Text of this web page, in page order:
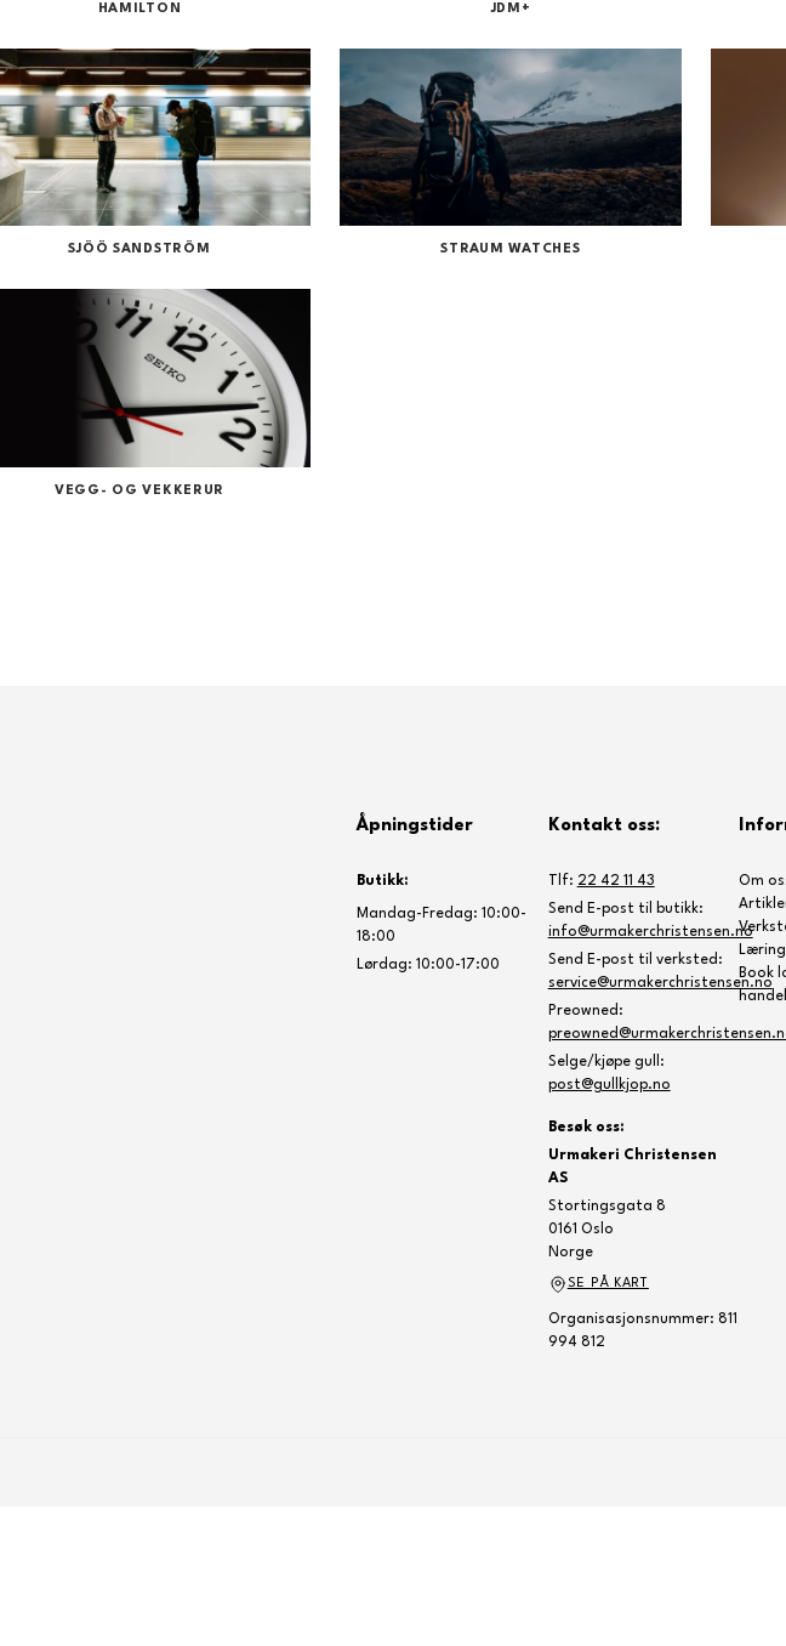
HAMILTON JDM+
SJÖÖ SANDSTRÖM STRAUM WATCHES
VEGG- OG VEKKERUR
Åpningstider
Butikk:
Mandag-Fredag: 10:00-
18:00
Lørdag: 10:00-17:00
Kontakt oss:
Tlf: 22 42 11 43
Send E-post til butikk:
info@urmakerchristensen.no
Send E-post til verksted:
service@urmakerchristensen.no
Preowned:
Selge/kjøpe gull:
post@gullkjop.no
Besøk oss:
Urmakeri Christensen
AS
Stortingsgata 8
0161 Oslo
Norge
SE PÅ KART
Organisasjonsnummer: 811
994 812
Om
Book
handel